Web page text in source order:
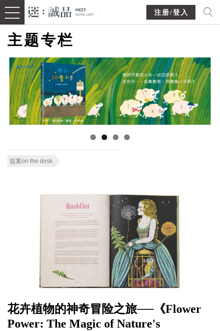
注册/登入
主题专栏
提案on the desk
花卉植物的神奇冒险之旅──《Flower
Power: The Magic of Nature's